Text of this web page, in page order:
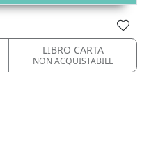
LIBRO CARTA
NON ACQUISTABILE